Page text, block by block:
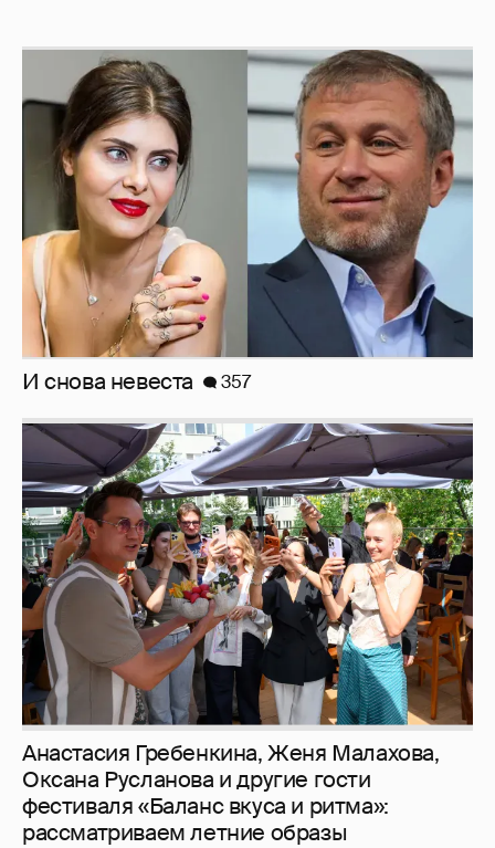
И снова невеста 357
Анастасия Гребенкина, Женя Малахова,
Оксана Русланова и другие гости
фестиваля «Баланс вкуса и ритма»:
рассматриваем летние образы